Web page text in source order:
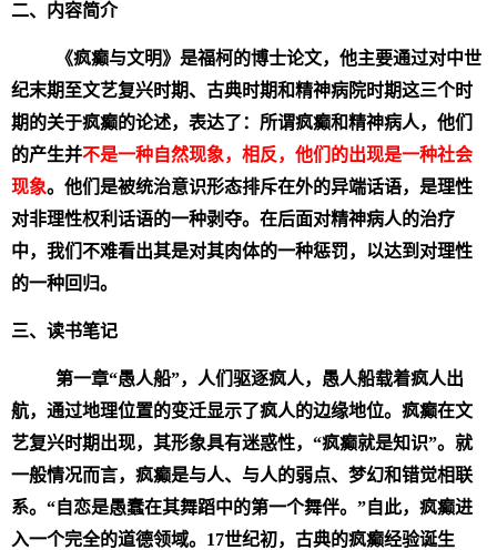
二、 内容简介
《疯癫与文明》是福柯的博士论文，他主要通过对中世
纪末期至文艺复兴时期、古典时期和精神病院时期这三个时
期的关于疯癫的论述，表达了：所谓疯癫和精神病人，他们
的产生并不是一种自然现象，相反，他们的出现是一种社会
现象。他们是被统治意识形态排斥在外的异端话语，是理性
对非理性权利话语的一种剥夺。在后面对精神病人的治疗
中，我们不难看出其是对其肉体的一种惩罚，以达到对理性
的一种回归。
三、读书笔记
第一章“愚人船”，人们驱逐疯人，愚人船载着疯人出
航，通过地理位置的变迁显示了疯人的边缘地位。疯癫在文
艺复兴时期出现，其形象具有迷惑性，“疯癫就是知识”。就
一般情况而言，疯癫是与人、与人的弱点、梦幻和错觉相联
系。“自恋是愚蠢在其舞蹈中的第一个舞伴。”自此，疯癫进
入一个完全的道德领域。17世纪初，古典的疯癫经验诞生